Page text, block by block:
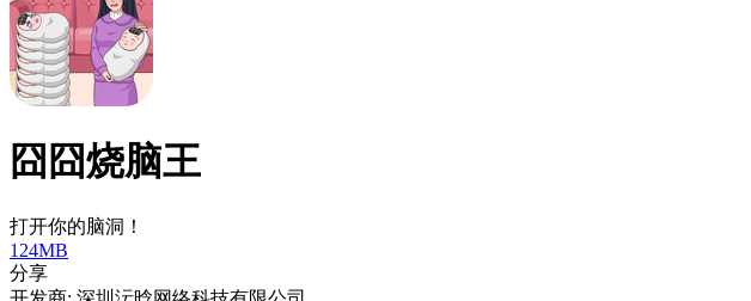
囧囧烧脑王
打开你的脑洞！
124MB
分享